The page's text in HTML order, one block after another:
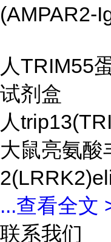
(AMPAR2-
人TRIM55
试剂盒
人
大鼠亮氨酸
...查看全文
联系我们